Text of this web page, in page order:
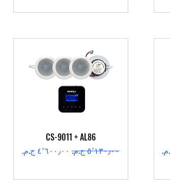
العرض السريع
CS-9011 + AL86
سعر عادي‏٥٬١٣٠٫٠٠ ج.م.‏ سعر البيع